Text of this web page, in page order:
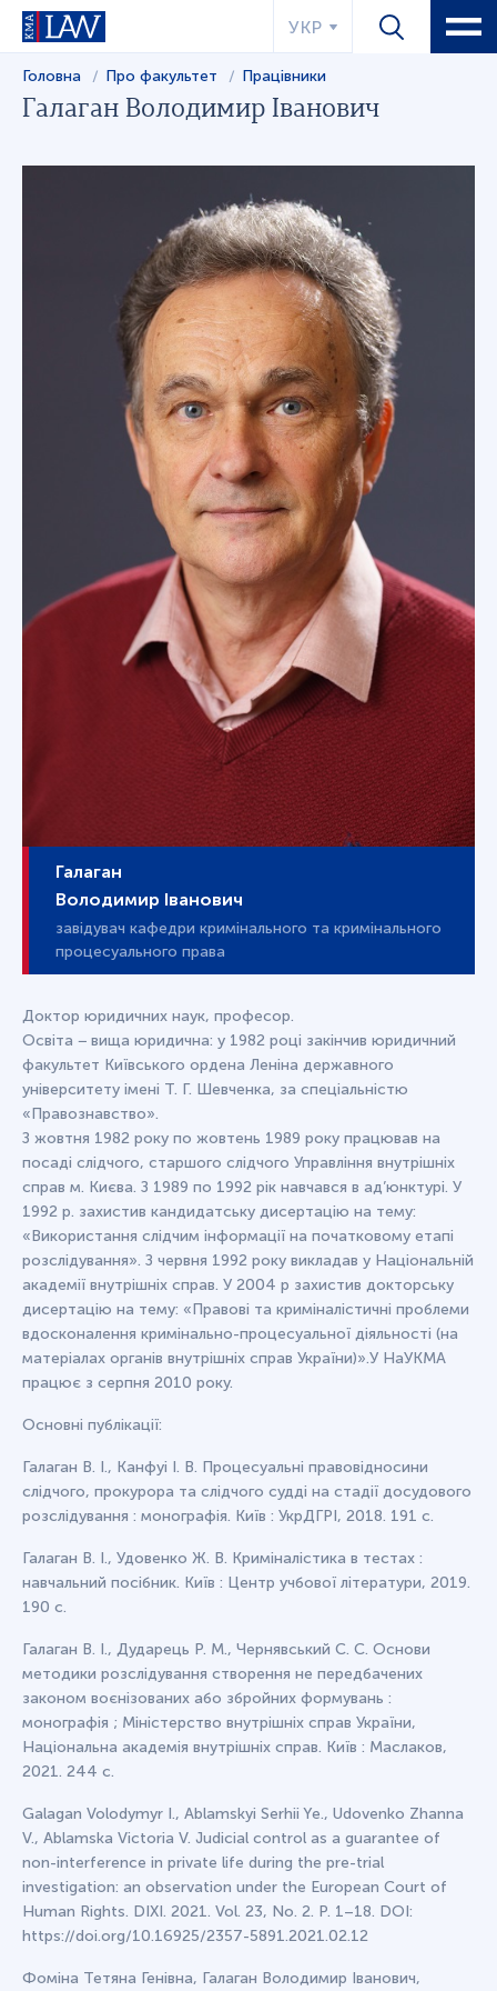
УКР
Головна Про факультет Працівники
Галаган Володимир Іванович
Галаган
Володимир Іванович
завідувач кафедри кримінального та кримінального
процесуального права
Доктор юридичних наук, професор.
Освіта − вища юридична: у 1982 році закінчив юридичний
факультет Київського ордена Леніна державного
університету імені Т. Г. Шевченка, за спеціальністю
«Правознавство».
З жовтня 1982 року по жовтень 1989 року працював на
посаді слідчого, старшого слідчого Управління внутрішніх
справ м. Києва. З 1989 по 1992 рік навчався в ад’юнктурі. У
1992 р. захистив кандидатську дисертацію на тему:
«Використання слідчим інформації на початковому етапі
розслідування». З червня 1992 року викладав у Національній
академії внутрішніх справ. У 2004 р захистив докторську
дисертацію на тему: «Правові та криміналістичні проблеми
вдосконалення кримінально-процесуальної діяльності (на
матеріалах органів внутрішніх справ України)».У НаУКМА
працює з серпня 2010 року.
Основні публікації:
Галаган В. І., Канфуі І. В. Процесуальні правовідносини
слідчого, прокурора та слідчого судді на стадії досудового
розслідування : монографія. Київ : УкрДГРІ, 2018. 191 с.
Галаган В. І., Удовенко Ж. В. Криміналістика в тестах :
навчальний посібник. Київ : Центр учбової літератури, 2019.
190 с.
Галаган В. І., Дударець Р. М., Чернявський С. С. Основи
методики розслідування створення не передбачених
законом воєнізованих або збройних формувань :
монографія ; Міністерство внутрішніх справ України,
Національна академія внутрішніх справ. Київ : Маслаков,
2021. 244 с.
Galagan Volodymyr I., Ablamskyi Serhii Ye., Udovenko Zhаnnа
V., Ablamska Victoria V. Judicial control as a guarantee of
non-interference in private life during the pre-trial
investigation: an observation under the European Court of
Human Rights. DIXI. 2021. Vol. 23, No. 2. P. 1–18. DOI:
https://doi.org/10.16925/2357-5891.2021.02.12
Фоміна Тетяна Генівна, Галаган Володимир Іванович,